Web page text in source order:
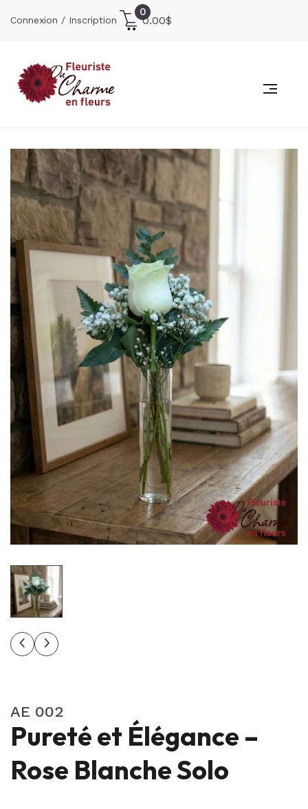
Connexion / Inscription
0
0.00$
AE 002
Pureté et Élégance –
Rose Blanche Solo